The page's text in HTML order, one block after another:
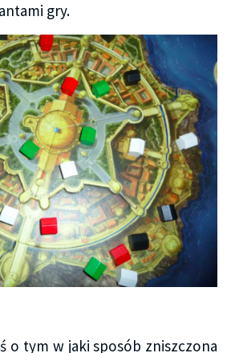
gry.
o tym w jaki sposób zniszczona